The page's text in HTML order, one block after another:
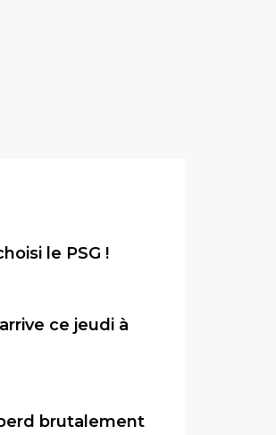
le PSG !
ce jeudi à
brutalement